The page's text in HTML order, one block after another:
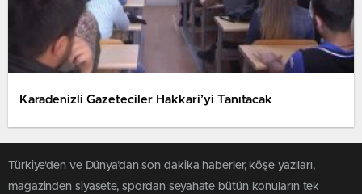
Karadenizli Gazeteciler Hakkari’yi Tanıtacak
Türkiye'den ve Dünya’dan son dakika haberler, köşe yazıları,
magazinden siyasete, spordan seyahate bütün konuların tek